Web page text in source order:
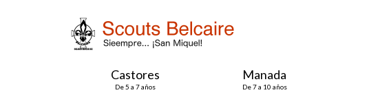
Castores
De 5 a 7 años
Manada
De 7 a 10 años